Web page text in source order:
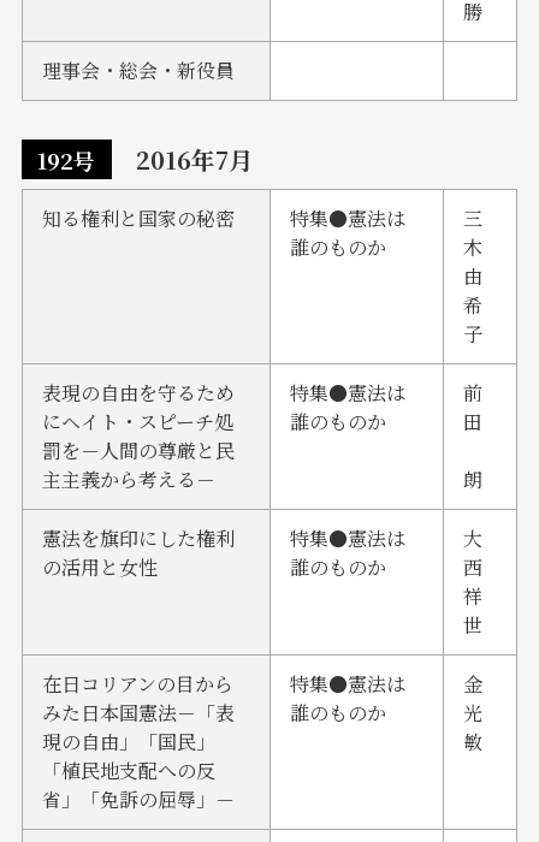
勝
理事会・総会・新役員
192号 2016年7月
知る権利と国家の秘密
特集●憲法は
誰のものか
三
木
由
希
子
表現の自由を守るため
にヘイト・スピーチ処
罰を－人間の尊厳と民
主主義から考える－
特集●憲法は
誰のものか
前
田
朗
憲法を旗印にした権利
の活用と女性
特集●憲法は
誰のものか
大
西
祥
世
在日コリアンの目から
みた日本国憲法－「表
現の自由」「国民」
「植民地支配への反
省」「免訴の屈辱」－
特集●憲法は
誰のものか
金
光
敏